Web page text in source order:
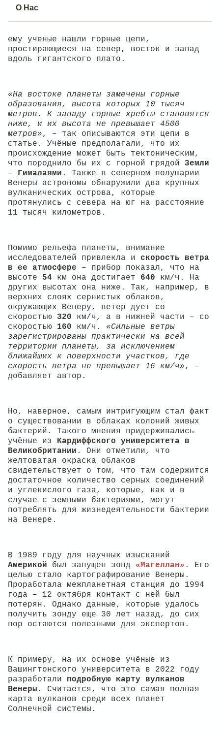
О Нас
Информацию о
помощью радиолокатора, размещенного на
ему ученые нашли горные цепи,
простирающиеся на север, восток и запад
вдоль гигантского плато.
«На востоке планеты замечены горные
образования, высота которых 10 тысяч
метров. К западу горные хребты становятся
ниже, и их высота не превышает 4500
метров», – так описываются эти цепи в
статье. Учёные предполагали, что их
происхождение может быть тектоническим,
что породнило бы их с горной грядой Земли
– Гималаями . Также в северном полушарии
Венеры астрономы обнаружили два крупных
вулканических острова, которые
протянулись с севера на юг на расстояние
11 тысяч километров.
Помимо рельефа планеты, внимание
исследователей привлекла и скорость ветра
в ее атмосфере – прибор показал, что на
высоте 54 км она достигает 640 км/ч. На
других высотах она ниже. Так, например, в
верхних слоях сернистых облаков,
окружающих Венеру, ветер дует со
скоростью 320 км/ч, а в нижней части – со
скоростью 160 км/ч. «Сильные ветры
зарегистрированы практически на всей
территории планеты, за исключением
ближайших к поверхности участков, где
скорость ветра не превышает 16 км/ч», –
добавляет автор.
Но, наверное, самым интригующим стал факт
о существовании в облаках колоний живых
бактерий. Такого мнения придерживались
учёные из Кардиффского университета в
Великобритании . Они отметили, что
желтоватая окраска облаков
свидетельствует о том, что там содержится
достаточное количество серных соединений
и углекислого газа, которые, как и в
случае с земными бактериями, могут
потреблять для жизнедеятельности бактерии
на Венере.
В 1989 году для научных изысканий
Америкой был запущен зонд «Магеллан» . Его
целью стало картографирование Венеры.
Проработала межпланетная станция до 1994
года – 12 октября контакт с ней был
потерян. Однако данные, которые удалось
получить зонду еще 30 лет назад, до сих
пор остаются полезными для экспертов.
К примеру, на их основе учёные из
Вашингтонского университета в 2022 году
разработали подробную карту вулканов
Венеры . Считается, что это самая полная
карта вулканов среди всех планет
Солнечной системы.